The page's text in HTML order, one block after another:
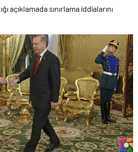
açıklamada sınırlama iddialarını